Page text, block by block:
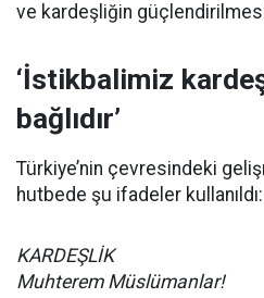
ve kardeşliğin
‘İstikbalimiz
bağlıdır’
Türkiye’nin çevresindeki
hutbede şu ifadeler kullanıldı:
KARDEŞLİK
Muhterem Müslümanlar!